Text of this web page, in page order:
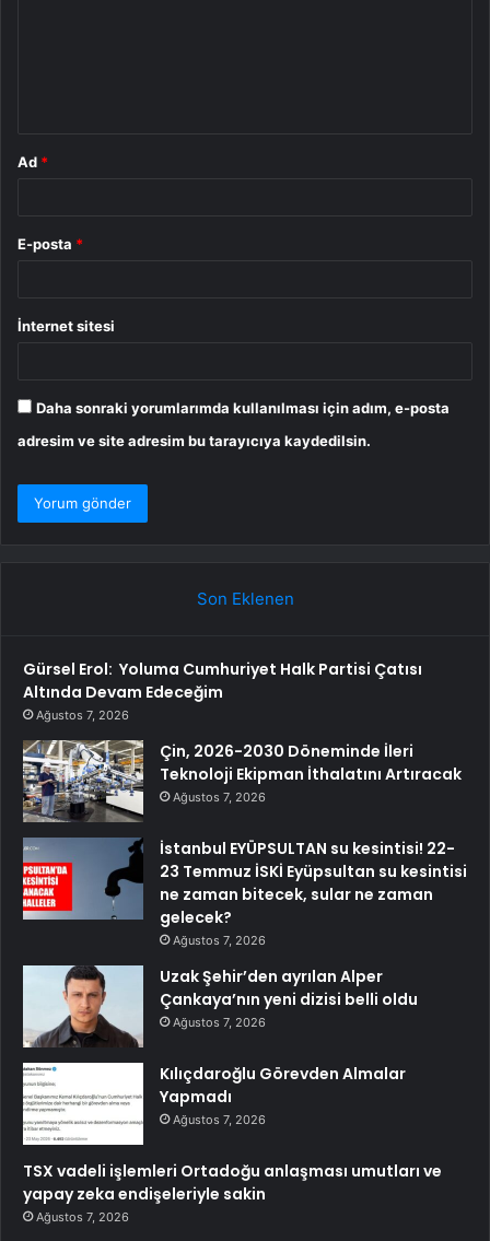
Ad *
E-posta *
İnternet sitesi
Daha sonraki yorumlarımda kullanılması için adım, e-posta
adresim ve site adresim bu tarayıcıya kaydedilsin.
Son Eklenen
Gürsel Erol: Yoluma Cumhuriyet Halk Partisi Çatısı
Altında Devam Edeceğim
Ağustos 7, 2026
Çin, 2026-2030 Döneminde İleri
Teknoloji Ekipman İthalatını Artıracak
Ağustos 7, 2026
İstanbul EYÜPSULTAN su kesintisi! 22-
23 Temmuz İSKİ Eyüpsultan su kesintisi
ne zaman bitecek, sular ne zaman
gelecek?
Ağustos 7, 2026
Uzak Şehir’den ayrılan Alper
Çankaya’nın yeni dizisi belli oldu
Ağustos 7, 2026
Kılıçdaroğlu Görevden Almalar
Yapmadı
Ağustos 7, 2026
TSX vadeli işlemleri Ortadoğu anlaşması umutları ve
yapay zeka endişeleriyle sakin
Ağustos 7, 2026